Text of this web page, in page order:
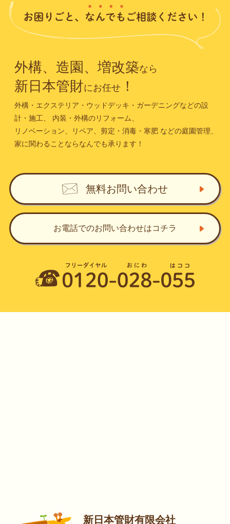
外構、造園、増改築なら
新日本管財にお任せ！
外構・エクステリア・ウッドデッキ・ガーデニングなどの設
計・施工、
内装・外構のリフォーム、
リノベーション、リペア、剪定・消毒・寒肥などの庭園管理、
家に関わることならなんでも承ります！
無料お問い合わせ
お電話でのお問い合わせはコチラ
新日本管財有限会社